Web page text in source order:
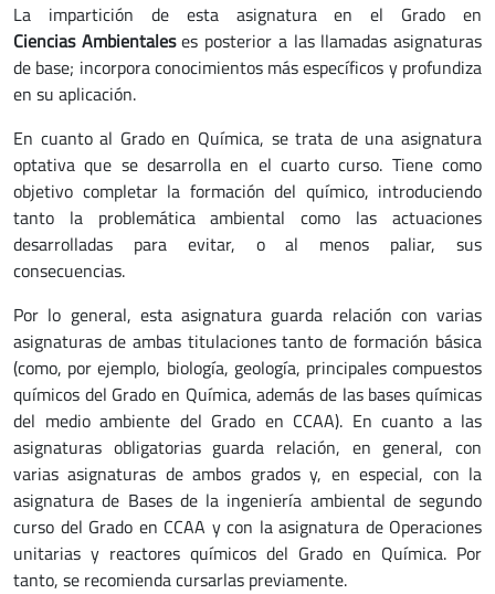
La impartición de esta asignatura en el Grado en
Ciencias Ambientaleses posterior a las llamadas asignaturas
de base; incorpora conocimientos más específicos y profundiza
en su aplicación.
En cuanto al Grado en Química, se trata de una asignatura
optativa que se desarrolla en el cuarto curso. Tiene como
objetivo completar la formación del químico, introduciendo
tanto la problemática ambiental como las actuaciones
desarrolladas para evitar, o al menos paliar, sus
consecuencias.
Por lo general, esta asignatura guarda relación con varias
asignaturas de ambas titulaciones tanto de formación básica
(como, por ejemplo, biología, geología, principales compuestos
químicos del Grado en Química, además de las bases químicas
del medio ambiente del Grado en CCAA). En cuanto a las
asignaturas obligatorias guarda relación, en general, con
varias asignaturas de ambos grados y, en especial, con la
asignatura de Bases de la ingeniería ambiental de segundo
curso del Grado en CCAA y con la asignatura de Operaciones
unitarias y reactores químicos del Grado en Química. Por
tanto, se recomienda cursarlas previamente.